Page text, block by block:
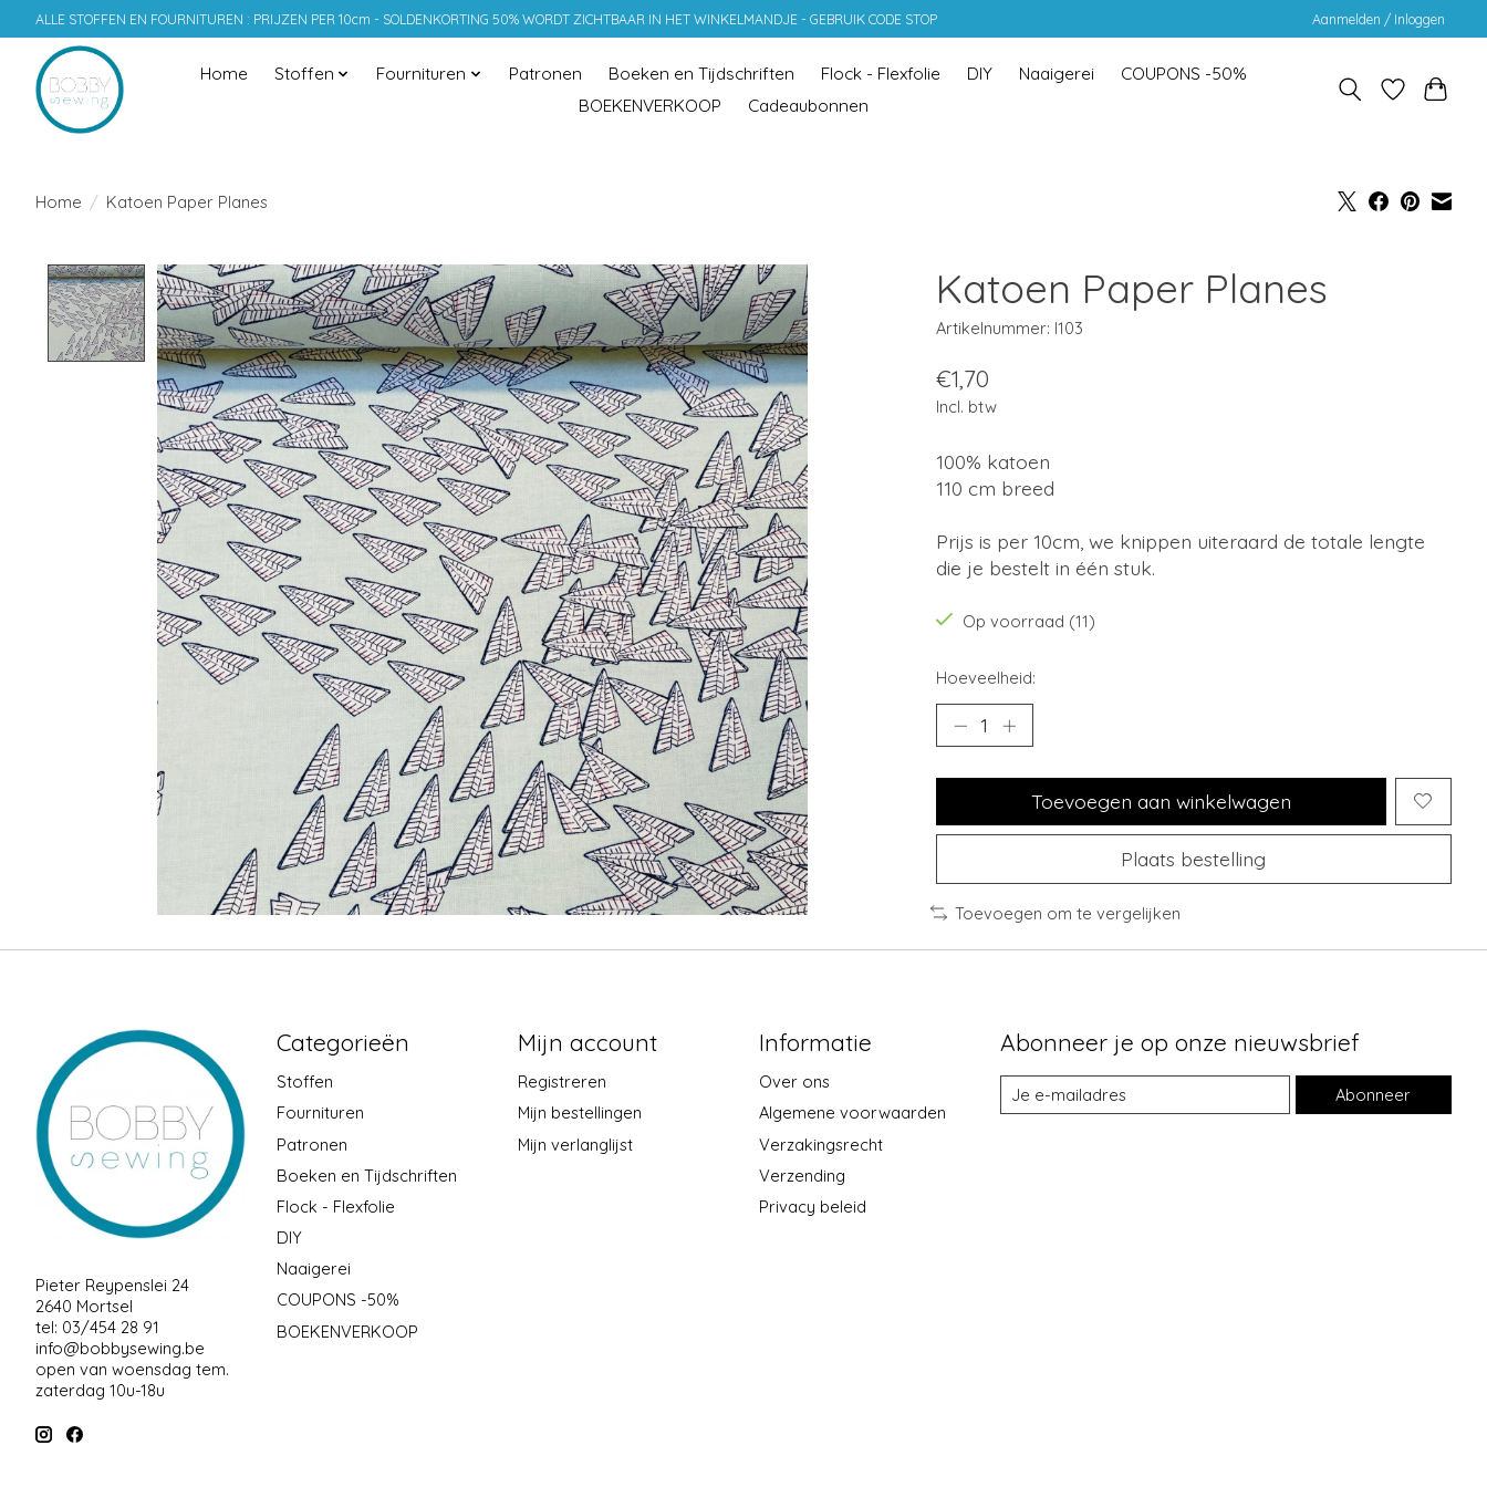
ALLE STOFFEN EN FOURNITUREN : PRIJZEN PER 10cm - SOLDENKORTING 50% WORDT ZICHTBAAR IN HET WINKELMANDJE - GEBRUIK CODE STOP Aanmelden / Inloggen
Home Stoffen Fournituren Patronen Boeken en Tijdschriften Flock - Flexfolie DIY Naaigerei
COUPONS -50%
BOEKENVERKOOP
Cadeaubonnen
Home / Katoen Paper Planes
Product image slideshow Items Katoen Paper Planes
Artikelnummer: I103
€1,70
Incl. btw
100% katoen
110 cm breed
Prijs is per 10cm, we knippen uiteraard de totale lengte
die je bestelt in één stuk.
Op voorraad (11)
Hoeveelheid:
Toevoegen aan winkelwagen
Plaats bestelling
Toevoegen om te vergelijken
Pieter Reypenslei 24
2640 Mortsel
tel: 03/454 28 91
info@bobbysewing.be
open van woensdag tem.
zaterdag 10u-18u
Categorieën
Stoffen
Fournituren
Patronen
Boeken en Tijdschriften
Flock - Flexfolie
DIY
Naaigerei
COUPONS -50%
BOEKENVERKOOP
Mijn account
Registreren
Mijn bestellingen
Mijn verlanglijst
Informatie
Over ons
Algemene voorwaarden
Verzakingsrecht
Verzending
Privacy beleid
Abonneer je op onze nieuwsbrief
Abonneer